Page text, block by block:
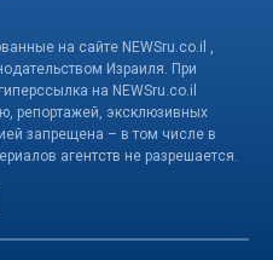
на сайте NEWSru.co.il ,
Израиля. При
на NEWSru.co.il
репортажей, эксклюзивных
запрещена – в том числе в
агентств не разрешается.